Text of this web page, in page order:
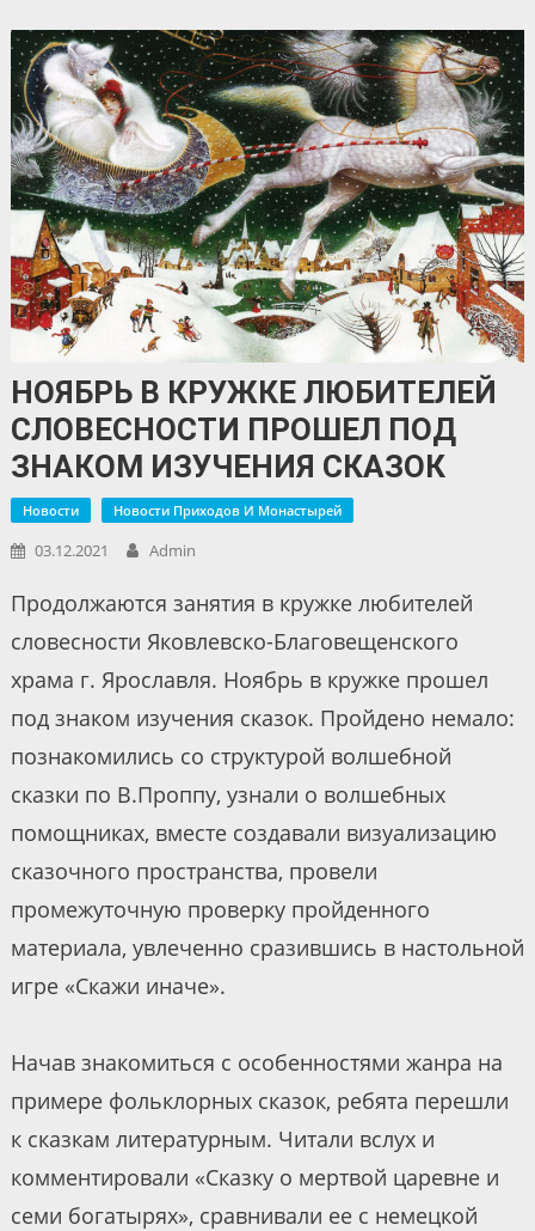
НОЯБРЬ В КРУЖКЕ ЛЮБИТЕЛЕЙ
СЛОВЕСНОСТИ ПРОШЕЛ ПОД
ЗНАКОМ ИЗУЧЕНИЯ СКАЗОК
Новости Новости Приходов И Монастырей
03.12.2021 Admin
Продолжаются занятия в кружке любителей
словесности Яковлевско-Благовещенского
храма г. Ярославля. Ноябрь в кружке прошел
под знаком изучения сказок. Пройдено немало:
познакомились со структурой волшебной
сказки по В.Проппу, узнали о волшебных
помощниках, вместе создавали визуализацию
сказочного пространства, провели
промежуточную проверку пройденного
материала, увлеченно сразившись в настольной
игре «Скажи иначе».
Начав знакомиться с особенностями жанра на
примере фольклорных сказок, ребята перешли
к сказкам литературным. Читали вслух и
комментировали «Сказку о мертвой царевне и
семи богатырях», сравнивали ее с немецкой